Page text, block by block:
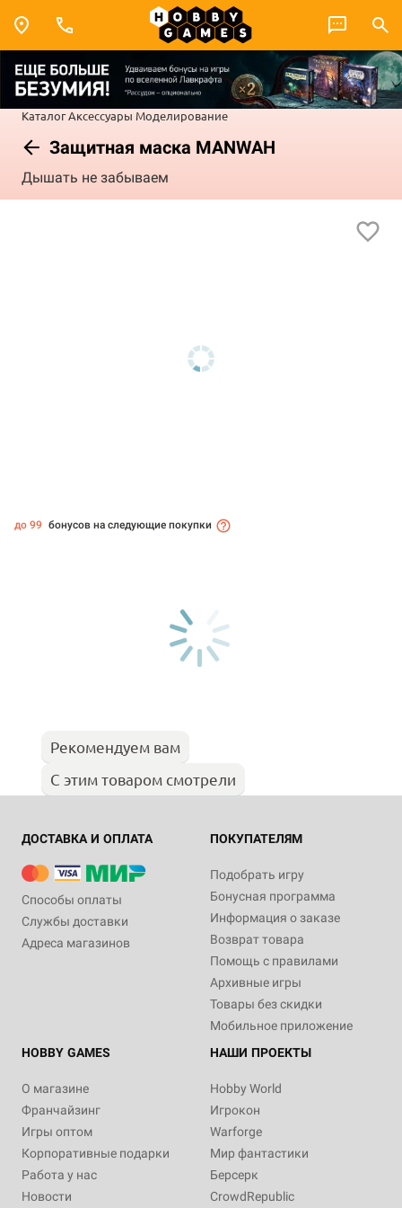
КаталогАксессуары Моделирование
Защитная маска MANWAH
Дышать не забываем
до 99 бонусов на следующие покупки
Рекомендуем вам
С этим товаром смотрели
ДОСТАВКА И ОПЛАТА
Способы оплаты
Службы доставки
Адреса магазинов
ПОКУПАТЕЛЯМ
Подобрать игру
Бонусная программа
Информация о заказе
Возврат товара
Помощь с правилами
Архивные игры
Товары без скидки
Мобильное приложение
HOBBY GAMES
О магазине
Франчайзинг
Игры оптом
Корпоративные подарки
Работа у нас
Новости
НАШИ ПРОЕКТЫ
Hobby World
Игрокон
Warforge
Мир фантастики
Берсерк
CrowdRepublic